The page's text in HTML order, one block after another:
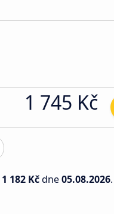
1 745 Kč
1 182 Kčdne05.08.2026